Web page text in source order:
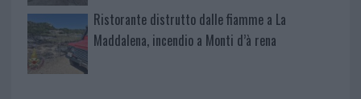
Ristorante distrutto dalle fiamme a La
Maddalena, incendio a Monti d’à rena